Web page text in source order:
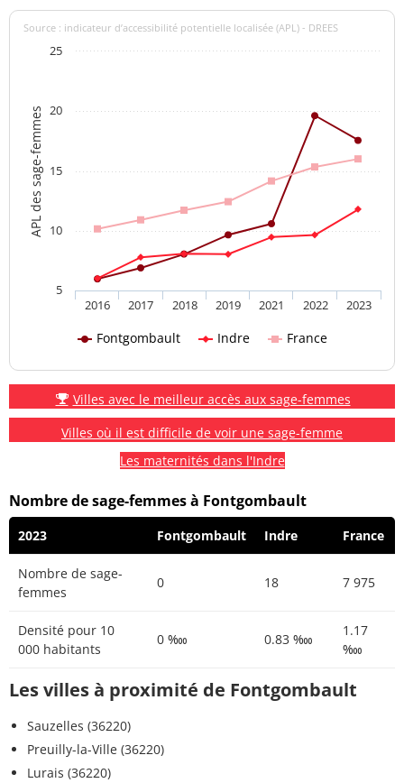
APL des sage-femmes
Source : indicateur d’accessibilité potentielle localisée (APL) - DREES
Fontgombault Indre France
2016 2017 2018 2019 2021 2022 2023
5
10
15
20
25
Villes avec le meilleur accès aux sage-femmes
Villes où il est difficile de voir une sage-femme
Les maternités dans l'Indre
Nombre de sage-femmes à Fontgombault
2023 Fontgombault Indre France
Nombre de sage-
femmes
0 18 7 975
Densité pour 10
000 habitants
0 ‱ 0.83 ‱
1.17
‱
Les villes à proximité de Fontgombault
Sauzelles (36220)
Preuilly-la-Ville (36220)
Lurais (36220)